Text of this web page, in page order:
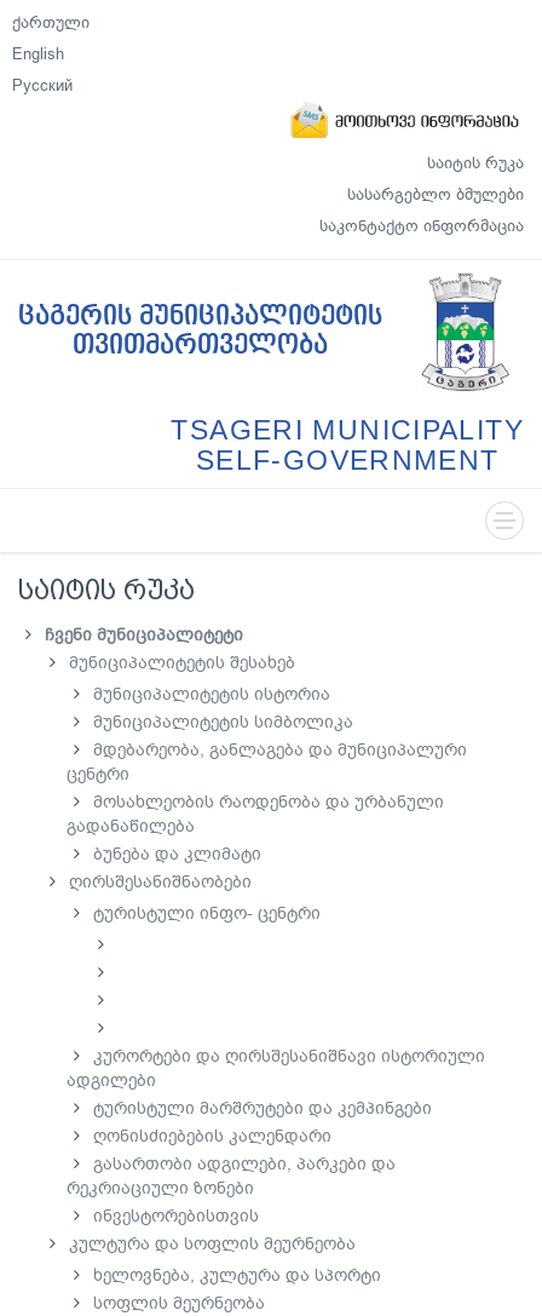
ქართული
English
Русский
საიტის რუკა
სასარგებლო ბმულები
საკონტაქტო ინფორმაცია
ცაგერის მუნიციპალიტეტის
თვითმართველობა
TSAGERI MUNICIPALITY
SELF-GOVERNMENT
საიტის რუკა
ჩვენი მუნიციპალიტეტი
მუნიციპალიტეტის შესახებ
მუნიციპალიტეტის ისტორია
მუნიციპალიტეტის სიმბოლიკა
მდებარეობა, განლაგება და მუნიციპალური
ცენტრი
მოსახლეობის რაოდენობა და ურბანული
გადანაწილება
ბუნება და კლიმატი
ღირსშესანიშნაობები
ტურისტული ინფო- ცენტრი
კურორტები და ღირსშესანიშნავი ისტორიული
ადგილები
ტურისტული მარშრუტები და კემპინგები
ღონისძიებების კალენდარი
გასართობი ადგილები, პარკები და
რეკრიაციული ზონები
ინვესტორებისთვის
კულტურა და სოფლის მეურნეობა
ხელოვნება, კულტურა და სპორტი
სოფლის მეურნეობა